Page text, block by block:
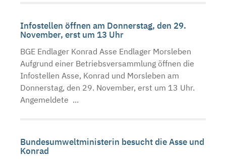
Infostellen öffnen am Donnerstag, den 29.
November, erst um 13 Uhr
BGE Endlager Konrad Asse Endlager Morsleben
Aufgrund einer Betriebsversammlung öffnen die
Infostellen Asse, Konrad und Morsleben am
Donnerstag, den 29. November, erst um 13 Uhr.
Angemeldete ...
Bundesumweltministerin besucht die Asse und
Konrad